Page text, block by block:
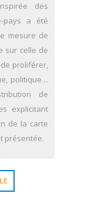
des
pays a été
mesure de
sur celle de
proliférer,
politique…
de
explicitant
de la carte
présentée.